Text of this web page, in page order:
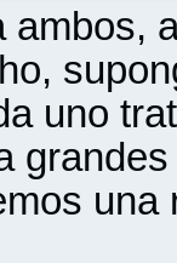
ambos,
uno